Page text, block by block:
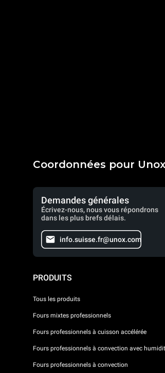
Coordonnées pour
Demandes générales
Écrivez-nous, nous vous répondrons
dans les plus brefs délais.
info.suisse.fr@unox.com
PRODUITS
Tous les produits
Fours mixtes professionnels
Fours professionnels à cuisson accélérée
Fours professionnels à convection avec
Fours professionnels à convection